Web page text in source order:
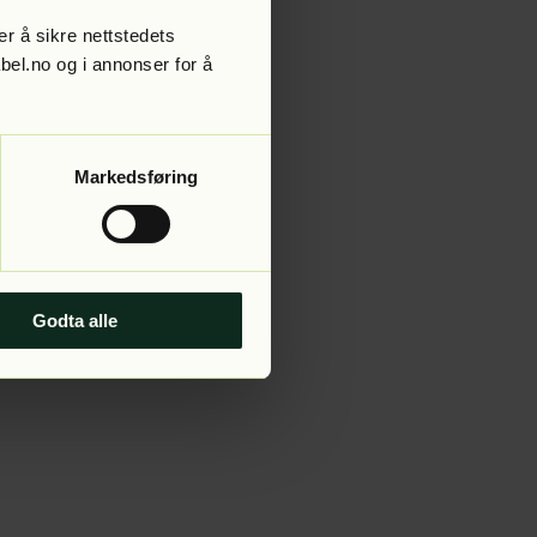
å sikre nettstedets
og i annonser for å
Markedsføring
Godta alle